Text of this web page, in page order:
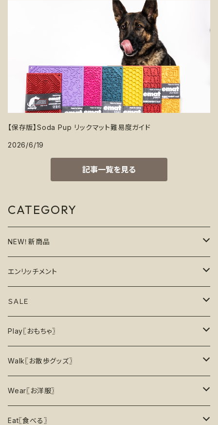
【保存版】Soda Pup リックマット難易度ガイド
2026/6/19
記事一覧を見る
CATEGORY
NEW！新商品
6月の新商品
7月の新商品
8月の新商品
エンリッチメント
フードボウル
おもちゃ
パズル
トレーニング
リックマット
ＳＡＬＥ
割引で探す
5%OFF
10％OFF
おもちゃ
お洋服
リード・ハーネス・首輪
Play〖おもちゃ〗
二度楽しめる！壊すと新しいおもちゃが出てくる！
ノーズワーク【Nosework】
知育玩具【Enrichment】
Walk〖お散歩グッズ〗
首輪
ハーネス
Wear〖お洋服〗
レインコート
Eat〖食べる〗